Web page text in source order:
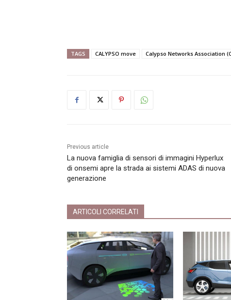
TAGS CALYPSO move Calypso Networks Association
Previous article
La nuova famiglia di sensori di immagini Hyperlux
di onsemi apre la strada ai sistemi ADAS di nuova
generazione
ARTICOLI CORRELATI